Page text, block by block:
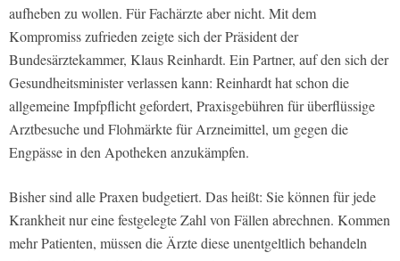
aufheben zu wollen. Für Fachärzte aber nicht. Mit dem
Kompromiss zufrieden zeigte sich der Präsident der
Bundesärztekammer, Klaus Reinhardt. Ein Partner, auf den sich der
Gesundheitsminister verlassen kann: Reinhardt hat schon die
allgemeine Impfpflicht gefordert, Praxisgebühren für überflüssige
Arztbesuche und Flohmärkte für Arzneimittel, um gegen die
Engpässe in den Apotheken anzukämpfen.
Bisher sind alle Praxen budgetiert. Das heißt: Sie können für jede
Krankheit nur eine festgelegte Zahl von Fällen abrechnen. Kommen
mehr Patienten, müssen die Ärzte diese unentgeltlich behandeln